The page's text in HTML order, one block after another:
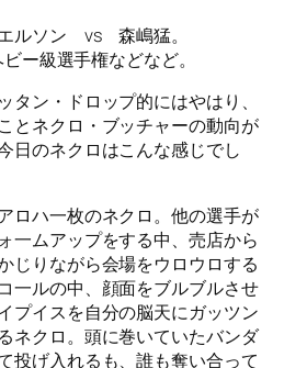
ルソン vs 森嶋猛。
ー級選手権などなど。
タン・ドロップ的にはやはり、
とネクロ・ブッチャーの動向が
日のネクロはこんな感じでし
ロハ一枚のネクロ。他の選手が
一ムアップをする中、売店から
じりながら会場をウロウロする
一ルの中、顔面をブルブルさせ
プイスを自分の脳天にガッツン
ネクロ。頭に巻いていたバンダ
投げ入れるも、誰も奪い合って